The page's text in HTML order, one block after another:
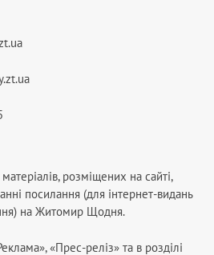
розміщених на сайті,
посилання (для інтернет-видань
на Житомир Щодня.
«Прес-реліз» та в розділі